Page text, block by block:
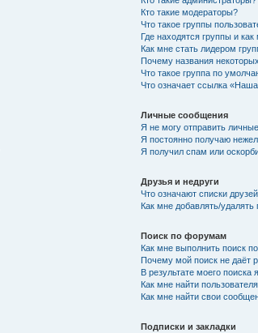
Кто такие модераторы?
Что такое группы
Где находятся группы и
Как мне стать лидером
Почему названия
Что такое группа по
Что означает ссылка
Личные сообщения
Я не могу отправить
Я постоянно получаю
Я получил спам или
Друзья и недруги
Что означают списки
Как мне добавлять/удалять
Поиск по форумам
Как мне выполнить поиск
Почему мой поиск не даёт
В результате моего поиска
Как мне найти
Как мне найти свои
Подписки и закладки